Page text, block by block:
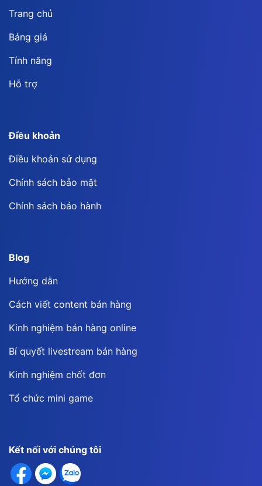
Trang chủ
Bảng giá
Tính năng
Hỗ trợ
Điều khoản
Điều khoản sử dụng
Chính sách bảo mật
Chính sách bảo hành
Blog
Hướng dẫn
Cách viết content bán hàng
Kinh nghiệm bán hàng online
Bí quyết livestream bán hàng
Kinh nghiệm chốt đơn
Tổ chức mini game
Kết nối với chúng tôi